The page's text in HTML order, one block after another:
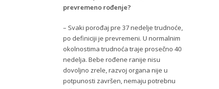
prevremeno rođenje?
– Svaki porođaj pre 37 nedelje trudnoće,
po definiciji je prevremeni. U normalnim
okolnostima trudnoća traje prosečno 40
nedelja. Bebe rođene ranije nisu
dovoljno zrele, razvoj organa nije u
potpunosti završen, nemaju potrebnu